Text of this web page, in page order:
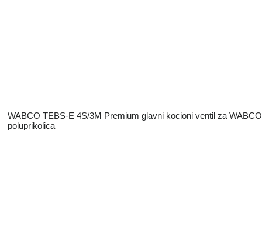
WABCO TEBS-E 4S/3M Premium glavni kocioni ventil za WABCO
poluprikolica